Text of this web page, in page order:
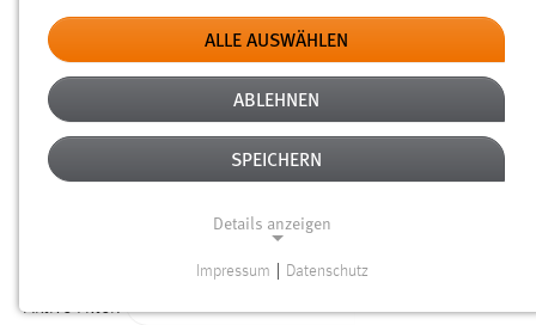
Typ
Erstellungsdatum
Alter
Aktive Filter:
ALLE AUSWÄHLEN
ABLEHNEN
SPEICHERN
Details anzeigen
Impressum Datenschutz